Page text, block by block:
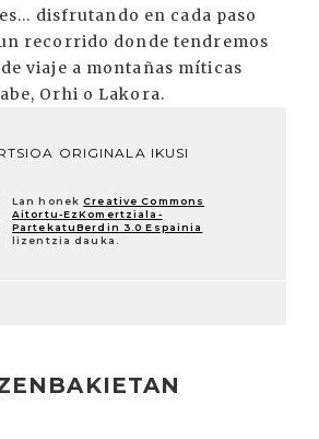
disfrutando en cada paso
recorrido donde tendremos
viaje a montañas míticas
Orhi o Lakora.
ORIGINALA IKUSI
Lan honek Creative Commons
Aitortu-EzKomertziala-
PartekatuBerdin 3.0 Espainia
lizentzia dauka.